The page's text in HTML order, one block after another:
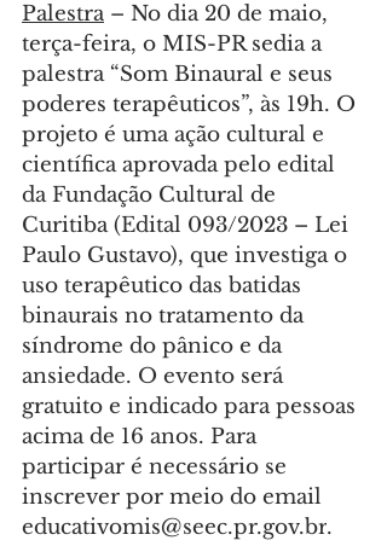
Palestra – No dia 20 de maio,
terça-feira, o MIS-PR sedia a
palestra “Som Binaural e seus
poderes terapêuticos”, às 19h. O
projeto é uma ação cultural e
científica aprovada pelo edital
da Fundação Cultural de
Curitiba (Edital 093/2023 – Lei
Paulo Gustavo), que investiga o
uso terapêutico das batidas
binaurais no tratamento da
síndrome do pânico e da
ansiedade. O evento será
gratuito e indicado para pessoas
acima de 16 anos. Para
participar é necessário se
inscrever por meio do email
educativomis@seec.pr.gov.br.